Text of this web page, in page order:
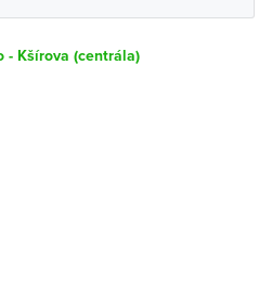
- Kšírova (centrála)